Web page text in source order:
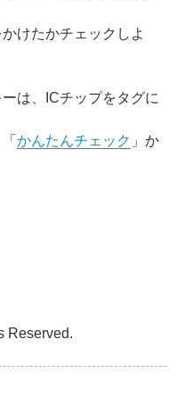
けたかチェックしよ
は、ICチップをタグに
かんたんチェック 」か
Reserved.